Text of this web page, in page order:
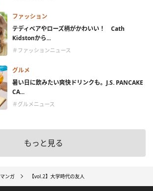
ファッション
テディベアやローズ柄がかわいい！ Cath
Kidstonから...
＃ファッションニュース
グルメ
暑い日に飲みたい爽快ドリンクも。J.S. PANCAKE
CA...
＃グルメニュース
もっと見る
マンガ 【vol.2】大学時代の友人